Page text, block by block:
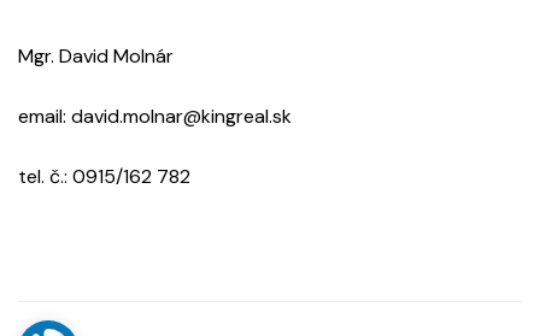
Mgr. David Molnár
email: david.molnar@kingreal.sk
tel. č.: 0915/162 782